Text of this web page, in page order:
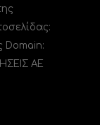
Domain:
ΑΕ